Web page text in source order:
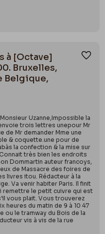
à [Octave]
Bruxelles,
Belgique,
Uzanne,Impossible la
trois lettres unepour Mr
de Mr demander Mme une
& coquette.une pour de
la confection & la mise sur
très bien les endroits
Dommartin auteur francoys,
de Massacre des foires de
livres itou. Rédacteur à la
Va venir habiter Paris. Il finit
remettre le petit cuivre qui est
vous plait. Vous trouverez
heures du matin de 9 à 10 47
ou le tramway du Bois de la
vis à vis de la rue